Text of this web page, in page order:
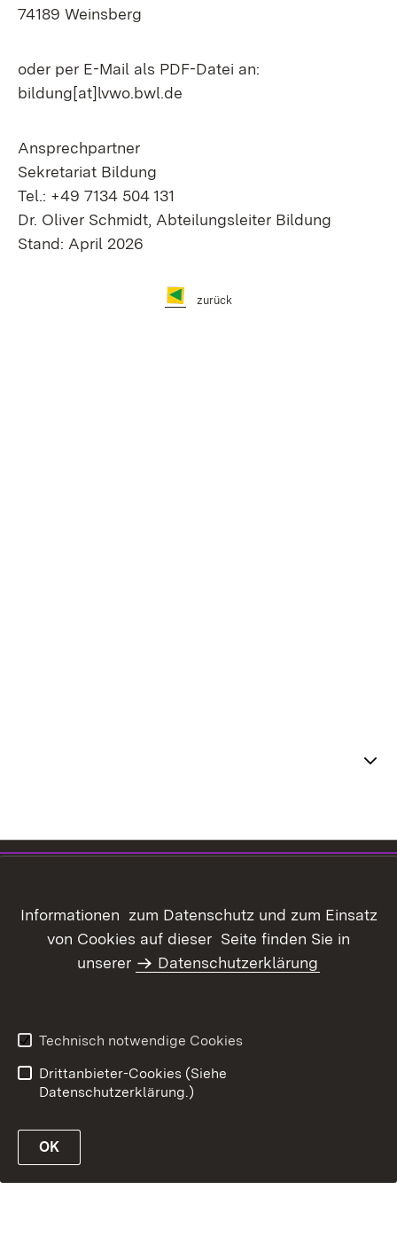
74189 Weinsberg
oder per E-Mail als PDF-Datei an:
bildung[at]lvwo.bwl.de
Ansprechpartner
Sekretariat Bildung
Tel.: +49 7134 504 131
Dr. Oliver Schmidt, Abteilungsleiter Bildung
Stand: April 2026
zurück
Barrierefreiheit
Benutzungshinweise
Informationssicherheit
Informationen zum Datenschutz und zum Einsatz
von Cookies auf dieser Seite finden Sie in
unserer
Datenschutzerklärung
Technisch notwendige Cookies
Drittanbieter-Cookies (Siehe
Datenschutzerklärung.)
OK